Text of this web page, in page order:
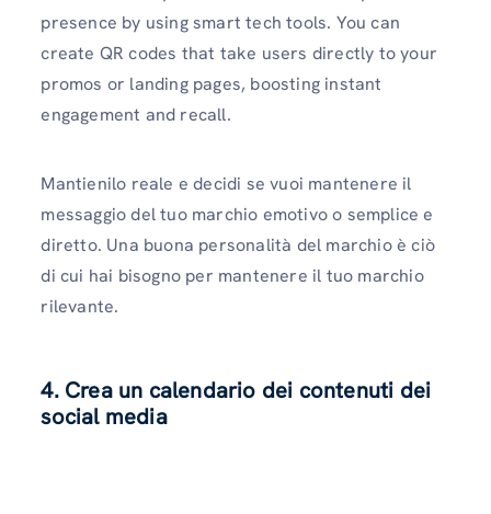
presence by using smart tech tools. You can
create QR codes that take users directly to your
promos or landing pages, boosting instant
engagement and recall.
Mantienilo reale e decidi se vuoi mantenere il
messaggio del tuo marchio emotivo o semplice e
diretto. Una buona personalità del marchio è ciò
di cui hai bisogno per mantenere il tuo marchio
rilevante.
4. Crea un calendario dei contenuti dei
social media